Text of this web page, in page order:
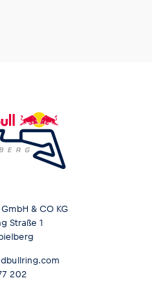
& CO KG
Straße 1
202